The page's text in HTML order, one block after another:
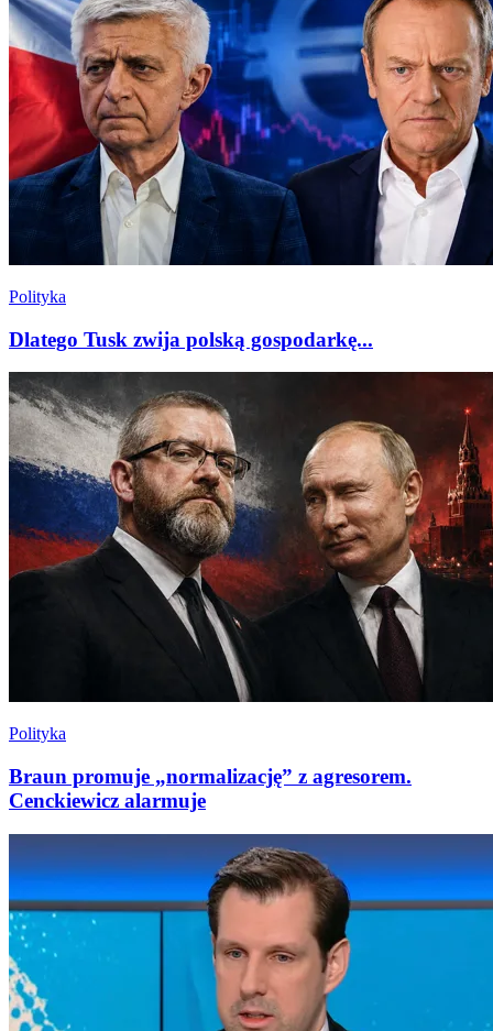
Polityka
Dlatego Tusk zwija polską gospodarkę...
Polityka
Braun promuje „normalizację” z agresorem.
Cenckiewicz alarmuje